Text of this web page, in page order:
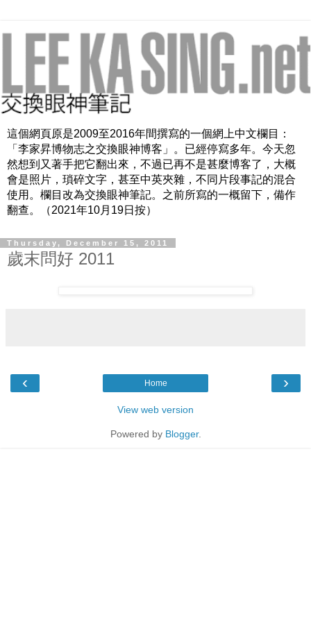
這個網頁原是2009至2016年間撰寫的一個網上中文欄目：
「李家昇博物志之交換眼神博客」。已經停寫多年。今天忽
然想到又著手把它翻出來，不過已再不是甚麼博客了，大概
會是照片，瑣碎文字，甚至中英夾雜，不同片段事記的混合
使用。欄目改為交換眼神筆記。之前所寫的一概留下，備作
翻查。（2021年10月19日按）
Thursday, December 15, 2011
歲末問好 2011
‹ ›
Home
View web version
Powered by Blogger.